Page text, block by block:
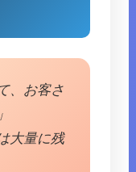
、お客さ
大量に残